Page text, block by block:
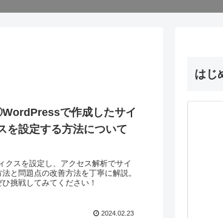
で作成したサイ
を設定する方法について
クスを設定し、アクセス解析でサイ
と問題点の改善方法を丁寧に解説。
挑戦してみてください！
2024.02.23
はじ